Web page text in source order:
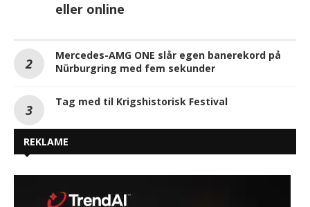
eller online
Mercedes-AMG ONE slår egen banerekord på
Nürburgring med fem sekunder
Tag med til Krigshistorisk Festival
REKLAME